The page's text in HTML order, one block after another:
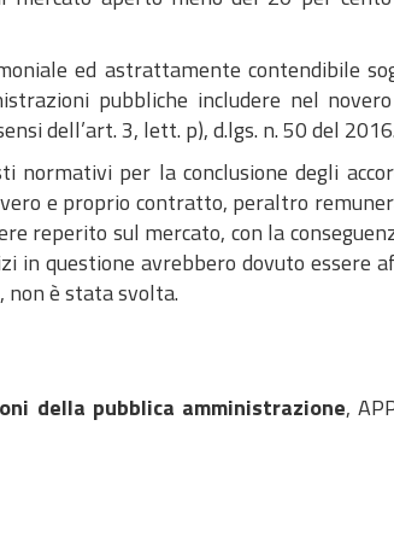
ed astrattamente contendibile
pubbliche includere nel
dell’art. 3, lett. p), d.lgs. n. 50 del 2016.
normativi per la conclusione degli
e proprio contratto, peraltro
reperito sul mercato, con la
in questione avrebbero dovuto essere
non è stata svolta.
della pubblica amministrazione,